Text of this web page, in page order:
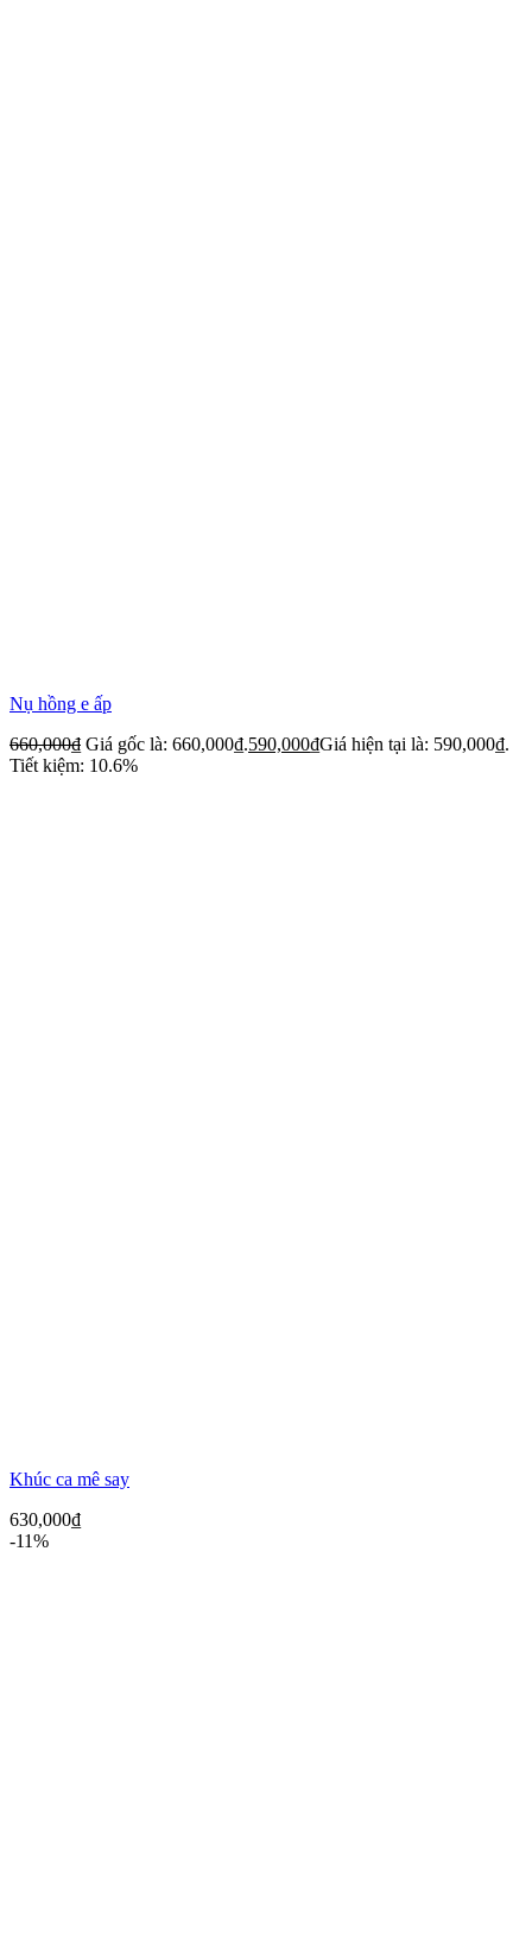
Nụ hồng e ấp
660,000₫ Giá gốc là: 660,000₫.590,000₫Giá hiện tại là: 590,000₫.
Tiết kiệm: 10.6%
Khúc ca mê say
630,000₫
-11%